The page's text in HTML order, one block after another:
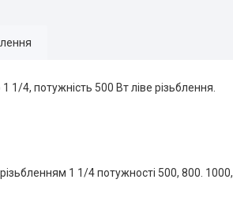
1/4, потужність 500 Вт ліве різьблення.
1 1/4 потужності 500, 800. 1000,